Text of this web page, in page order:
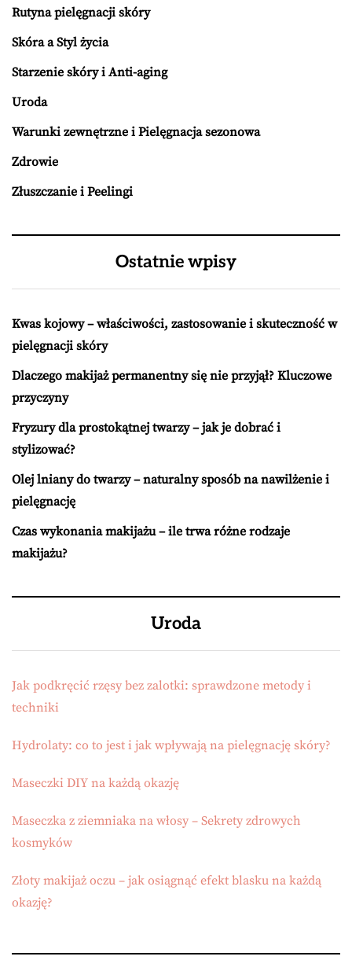
Rutyna pielęgnacji skóry
Skóra a Styl życia
Starzenie skóry i Anti-aging
Uroda
Warunki zewnętrzne i Pielęgnacja sezonowa
Zdrowie
Złuszczanie i Peelingi
Ostatnie wpisy
Kwas kojowy – właściwości, zastosowanie i skuteczność w
pielęgnacji skóry
Dlaczego makijaż permanentny się nie przyjął? Kluczowe
przyczyny
Fryzury dla prostokątnej twarzy – jak je dobrać i
stylizować?
Olej lniany do twarzy – naturalny sposób na nawilżenie i
pielęgnację
Czas wykonania makijażu – ile trwa różne rodzaje
makijażu?
Uroda
Jak podkręcić rzęsy bez zalotki: sprawdzone metody i
techniki
Hydrolaty: co to jest i jak wpływają na pielęgnację skóry?
Maseczki DIY na każdą okazję
Maseczka z ziemniaka na włosy – Sekrety zdrowych
kosmyków
Złoty makijaż oczu – jak osiągnąć efekt blasku na każdą
okazję?